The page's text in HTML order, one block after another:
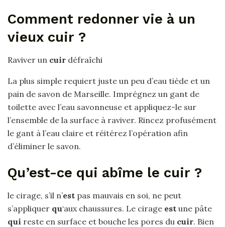
Comment redonner vie à un
vieux cuir ?
Raviver un cuir défraîchi
La plus simple requiert juste un peu d’eau tiède et un
pain de savon de Marseille. Imprégnez un gant de
toilette avec l’eau savonneuse et appliquez-le sur
l’ensemble de la surface à raviver. Rincez profusément
le gant à l’eau claire et réitérez l’opération afin
d’éliminer le savon.
Qu’est-ce qui abîme le cuir ?
le cirage, s’il n’est pas mauvais en soi, ne peut
s’appliquer qu‘aux chaussures. Le cirage est une pâte
qui reste en surface et bouche les pores du cuir. Bien